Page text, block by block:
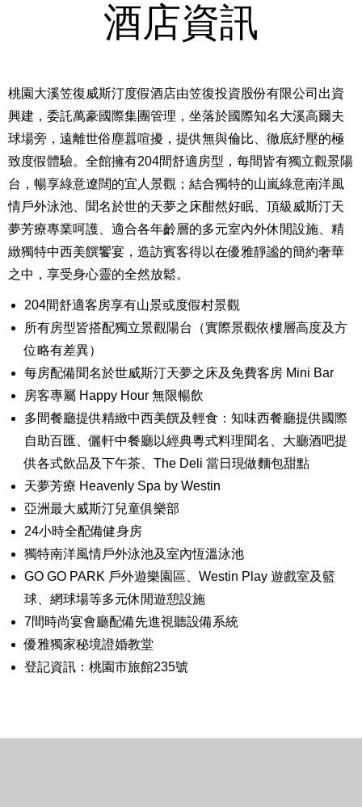
酒店資訊
桃園大溪笠復威斯汀度假酒店由笠復投資股份有限公司出資
興建，委託萬豪國際集團管理，坐落於國際知名大溪高爾夫
球場旁，遠離世俗塵囂喧擾，提供無與倫比、徹底紓壓的極
致度假體驗。全館擁有204間舒適房型，每間皆有獨立觀景陽
台，暢享綠意遼闊的宜人景觀；結合獨特的山嵐綠意南洋風
情戶外泳池、聞名於世的天夢之床酣然好眠、頂級威斯汀天
夢芳療專業呵護、適合各年齡層的多元室內外休閒設施、精
緻獨特中西美饌饗宴，造訪賓客得以在優雅靜謐的簡約奢華
之中，享受身心靈的全然放鬆。
204間舒適客房享有山景或度假村景觀
所有房型皆搭配獨立景觀陽台（實際景觀依樓層高度及方
位略有差異）
每房配備聞名於世威斯汀天夢之床及免費客房 Mini Bar
房客專屬 Happy Hour 無限暢飲
多間餐廳提供精緻中西美饌及輕食：知味西餐廳提供國際
自助百匯、儷軒中餐廳以經典粵式料理聞名、大廳酒吧提
供各式飲品及下午茶、The Deli 當日現做麵包甜點
天夢芳療 Heavenly Spa by Westin
亞洲最大威斯汀兒童俱樂部
24小時全配備健身房
獨特南洋風情戶外泳池及室內恆溫泳池
GO GO PARK 戶外遊樂園區、Westin Play 遊戲室及籃
球、網球場等多元休閒遊憩設施
7間時尚宴會廳配備先進視聽設備系統
優雅獨家秘境證婚教堂
登記資訊：桃園市旅館235號